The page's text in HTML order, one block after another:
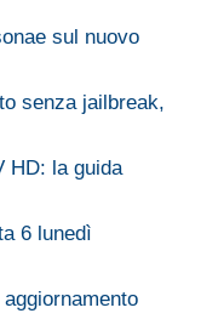
sul nuovo
senza jailbreak,
HD: la guida
6 lunedì